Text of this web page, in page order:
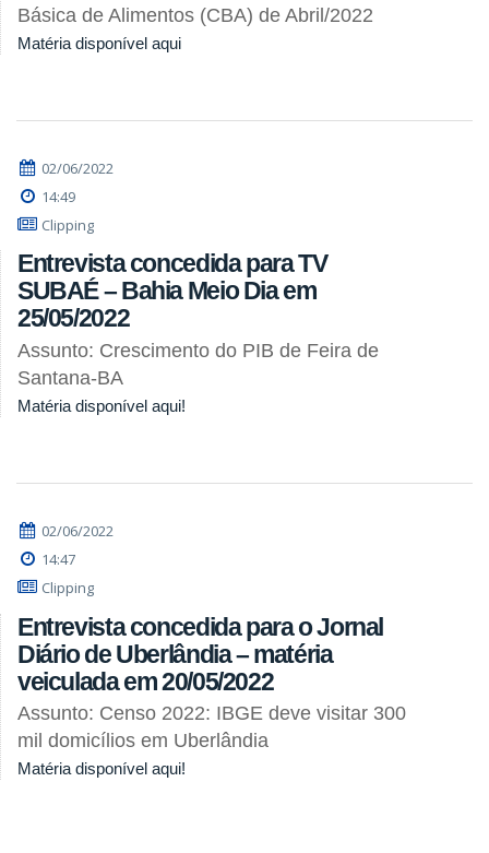
Básica de Alimentos (CBA) de Abril/2022
Matéria disponível aqui
02/06/2022
14:49
Clipping
Entrevista concedida para TV
SUBAÉ – Bahia Meio Dia em
25/05/2022
Assunto: Crescimento do PIB de Feira de
Santana-BA
Matéria disponível aqui!
02/06/2022
14:47
Clipping
Entrevista concedida para o Jornal
Diário de Uberlândia – matéria
veiculada em 20/05/2022
Assunto: Censo 2022: IBGE deve visitar 300
mil domicílios em Uberlândia
Matéria disponível aqui!